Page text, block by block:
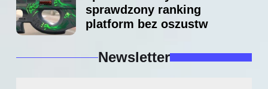
sprawdzony ranking
platform bez oszustw
Newsletter